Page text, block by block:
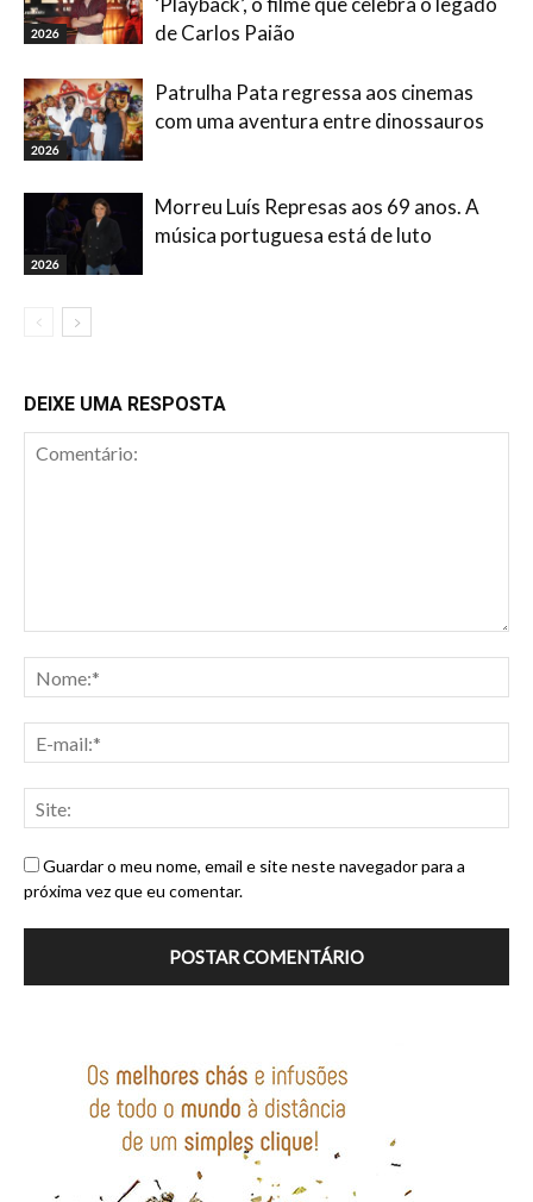
2026
de Carlos Paião
2026
Patrulha Pata regressa aos cinemas
com uma aventura entre dinossauros
2026
Morreu Luís Represas aos 69 anos. A
música portuguesa está de luto
DEIXE UMA RESPOSTA
Guardar o meu nome, email e site neste navegador para a
próxima vez que eu comentar.